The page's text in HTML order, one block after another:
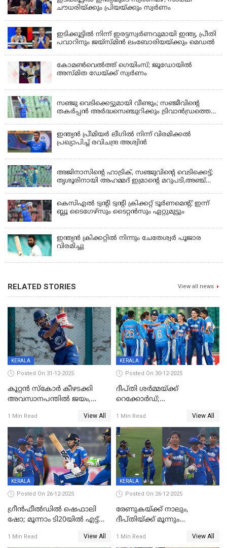
ചൗധരിയ്ക്കും പ്രിയയ്ക്കും സ്വർണം
ഇടിക്കൂട്ടിൽ നിന്ന് ഇരട്ടസ്വർണവുമായി ഇന്ത്യ, പ്രീതി
പവാറിനും ജയ്സ്മിന്‍ ലംബോരിയയ്ക്കും മെഡൽ
കോമണ്‍വെല്‍ത്ത് ഗെയിംസ്; ജൂഡോയിൽ
അസ്മിത ഡേയ്ക്ക് സ്വർണം
സഞ്ജു വെടിക്കെട്ടുമായി വീണ്ടും; സഞ്ജീവിന്‍റെ
തകർപ്പൻ അർദ്ധസെഞ്ചുറിക്കും ട്രിവാൻഡ്രത്തെ
ഇന്ത്യന്‍ പ്രീമിയര്‍ ലീഗില്‍ നിന്ന് വിരമിക്കല്‍
പ്രഖ്യാപിച്ച് രവിചന്ദ്ര അശ്വിന്‍
അജിനാസിന്റെ ഹാട്രിക്, സഞ്ജുവിന്റെ വെടിക്കെട്ട്;
തൃശൂരിനായി അഹമ്മദ് ഇമ്രാന്റെ മറുപടി,അഞ്ച്
കെസിഎൽ ട്വൻ്റി ട്വൻ്റി ക്രിക്കറ്റ് ടൂർണമെൻ്റ്; ഇന്ന്
ബ്ലൂ ടൈഗേഴ്സും ടൈറ്റൻസും ഏറ്റുമുട്ടും
ഇന്ത്യന്‍ ക്രിക്കറ്റിൽ നിന്നും ചേതേശ്വര്‍ പൂജാര
വിരമിച്ചു
RELATED STORIES View all news
KERALA
Posted On 31-12-2025
കൂറ്റൻ സ്കോർ കീഴടക്കി
അവസാനപന്തിൽ ജയം,
1 Min Read View All
KERALA
Posted On 30-12-2025
ദീപ്തി ശർമ്മയ്ക്ക്
റെക്കോർഡ്;
ടി20 പരമ്പര തൂത്തുവാരി
ഇന്ത്യ
1 Min Read View All
KERALA
Posted On 26-12-2025
ഗ്രീന്‍ഫീല്‍ഡില്‍ ഷെഫാലി
ഷോ; മൂന്നാം ടി20യിൽ എട്ട്
വനിതകള്‍ക്കെതിരായ ടി20
1 Min Read View All
KERALA
Posted On 26-12-2025
രേണുകയ്ക്ക് നാലും,
ദീപ്തിയ്ക്ക് മൂന്നും
ടി20യിലും ശ്രീലങ്കയ്ക്ക്
1 Min Read View All